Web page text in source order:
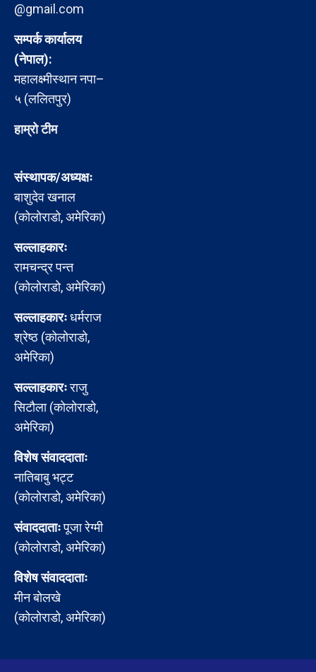
@gmail.com
सम्पर्क कार्यालय
(नेपाल):
महालक्ष्मीस्थान नपा–
५ (ललितपुर)
हाम्रो टीम
संस्थापक/अध्यक्षः
बाशुदेव खनाल
(कोलोराडो, अमेरिका)
सल्लाहकारः
रामचन्द्र पन्त
(कोलोराडो, अमेरिका)
सल्लाहकारःधर्मराज
श्रेष्ठ (कोलोराडो,
अमेरिका)
सल्लाहकारःराजु
सिटौला (कोलोराडो,
अमेरिका)
विशेष संवाददाताः
नातिबाबु भट्ट
(कोलोराडो, अमेरिका)
संवाददाताःपूजा रेग्मी
(कोलोराडो, अमेरिका)
विशेष संवाददाताः
मीन बोलखे
(कोलोराडो, अमेरिका)